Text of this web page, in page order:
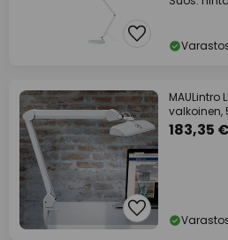
MAULintro
valkoinen,
183,35 €